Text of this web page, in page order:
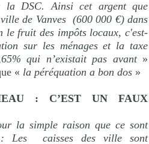
la DSC. Ainsi cet argent que
de Vanves (600 000 €) dans
le fruit des impôts locaux, c'est-
sur les ménages et la taxe
qui n’existait pas avant»
« la péréquation a bon dos »
: C’EST UN FAUX
la simple raison que ce sont
: Les
caisses des ville sont